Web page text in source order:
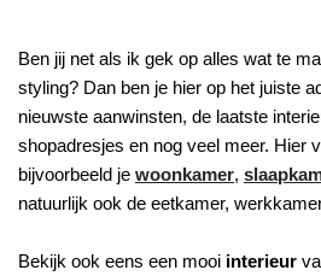
Ben jij net als ik gek op alles wat te
styling? Dan ben je hier op het juiste
nieuwste aanwinsten, de laatste
shopadresjes en nog veel meer. Hier
bijvoorbeeld je woonkamer,
natuurlijk ook de eetkamer,
Bekijk ook eens een mooi interieur